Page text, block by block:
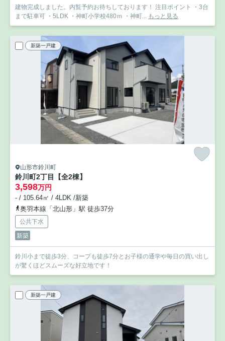
建物完成しました。内覧予約お待ちしております！ 注目ポイント ・3台
まで駐車可 ・5LDK ・神町小学校480ｍ ・神町... もっと見る
新築一戸建
山形市鈴川町
鈴川町2丁目【全2棟】
3,598万円
- / 105.64㎡ / 4LDK /新築
奥羽本線「北山形」駅 徒歩37分
公共下水
新築
鈴川小まで徒歩3分、コープも徒歩7分とお子様の通学や毎日の買い出し
が驚くほどスムーズな好立地です！
新築一戸建